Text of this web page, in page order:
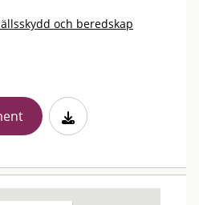
och beredskap